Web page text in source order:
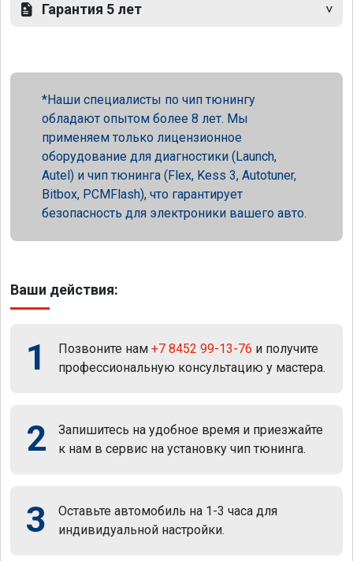
Гарантия 5 лет
Наши специалисты по чип тюнингу
обладают опытом более 8 лет. Мы
применяем только лицензионное
оборудование для диагностики (Launch,
Autel) и чип тюнинга (Flex, Kess 3, Autotuner,
Bitbox, PCMFlash), что гарантирует
безопасность для электроники вашего авто.
Ваши действия:
1 Позвоните нам +7 8452 99-13-76 и получите
профессиональную консультацию у мастера.
2
Запишитесь на удобное время и приезжайте
к нам в сервис на установку чип тюнинга.
3
Оставьте автомобиль на 1-3 часа для
индивидуальной настройки.